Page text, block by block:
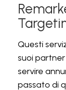
Questi
suoi
servire
passato di